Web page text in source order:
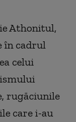
Athonitul,
în cadrul
celui
rugăciunile
care i-au